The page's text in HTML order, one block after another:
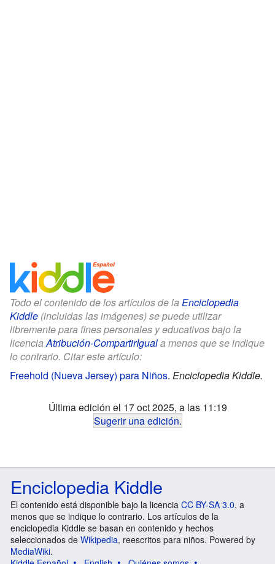
Todo el contenido de los artículos de la Enciclopedia
Kiddle (incluidas las imágenes) se puede utilizar
libremente para fines personales y educativos bajo la
licenciaAtribución-CompartirIguala menos que se indique
lo contrario. Citar este artículo:
Freehold (Nueva Jersey) para Niños. Enciclopedia Kiddle.
Última edición el 17 oct 2025, a las 11:19
Sugerir una edición.
Enciclopedia Kiddle
El contenido está disponible bajo la licencia CC BY-SA 3.0, a
menos que se indique lo contrario. Los artículos de la
enciclopedia Kiddle se basan en contenido y hechos
seleccionados de Wikipedia, reescritos para niños. Powered by
MediaWiki.